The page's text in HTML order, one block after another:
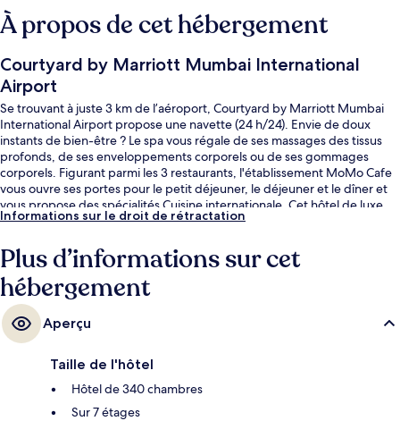
À propos de cet hébergement
Courtyard by Marriott Mumbai International
Airport
Se trouvant à juste 3 km de l’aéroport, Courtyard by Marriott Mumbai
International Airport propose une navette (24 h/24). Envie de doux
instants de bien-être ? Le spa vous régale de ses massages des tissus
profonds, de ses enveloppements corporels ou de ses gommages
corporels. Figurant parmi les 3 restaurants, l'établissement MoMo Cafe
vous ouvre ses portes pour le petit déjeuner, le déjeuner et le dîner et
vous propose des spécialités Cuisine internationale. Cet hôtel de luxe
vous fait également profiter d'une piscine extérieure, d'un bar / salon et
personnel attentionné. Les transports publics se situent à une courte
distance à pied : Station de métro Chakala est à 5 min et Station Chakala
- J.B. Nagar, à 9 min.
Informations sur le droit de rétractation
Plus d’informations sur cet
hébergement
Aperçu
Taille de l'hôtel
Hôtel de 340 chambres
Sur 7 étages